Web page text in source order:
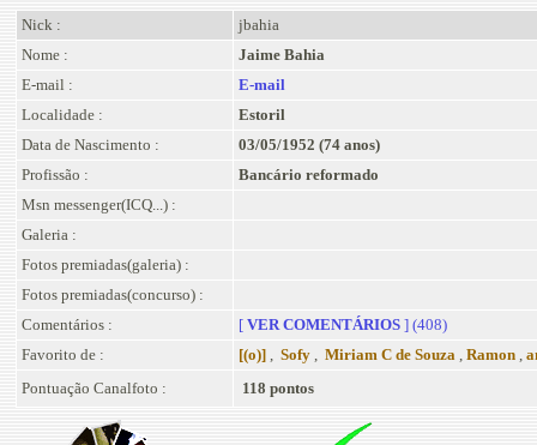
Nick :
jbahia
Nome :
Jaime Bahia
E-mail :
E-mail
Localidade :
Estoril
Data de Nascimento :
03/05/1952 (74 anos)
Profissão :
Bancário reformado
Msn messenger(ICQ...) :
Galeria :
Fotos premiadas(galeria) :
Fotos premiadas(concurso) :
Comentários :
[ VER COMENTÁRIOS ] (408)
Favorito de :
[(o)] , Sofy , Miriam C de Souza , Ramon ,
Pontuação Canalfoto :
118 pontos